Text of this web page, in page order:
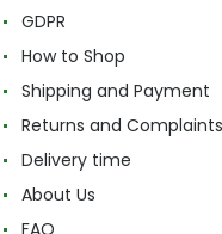
GDPR
How to Shop
Shipping and Payment
Returns and Complaints
Delivery time
About Us
FAQ